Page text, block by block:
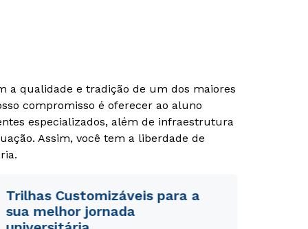
a qualidade e tradição de um dos maiores
compromisso é oferecer ao aluno
especializados, além de infraestrutura
Assim, você tem a liberdade de
Trilhas Customizáveis para a
sua melhor jornada